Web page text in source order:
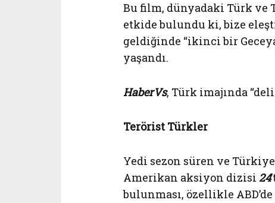
Bu film, dünyadaki Türk ve
etkide bulundu ki, bize
geldiğinde “ikinci bir
yaşandı.
HaberVs, Türk imajında
Terörist Türkler
Yedi sezon süren ve
Amerikan aksiyon dizisi 24
bulunması, özellikle